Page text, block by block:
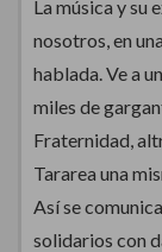
La música y su
nosotros, en
hablada. Ve a
miles de
Fraternidad,
Tararea una
Así se
solidarios con